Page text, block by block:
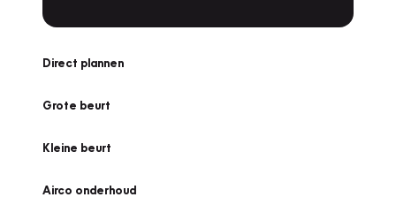
Direct plannen
Grote beurt
Kleine beurt
Airco onderhoud